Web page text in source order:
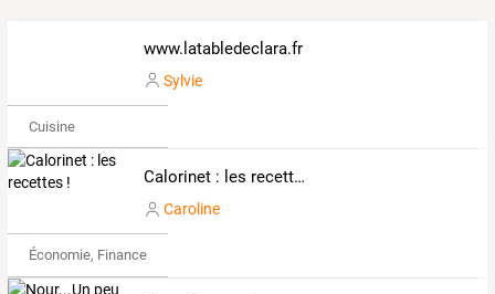
www.latabledeclara.fr
Sylvie
Cuisine
Calorinet : les recettes !
Caroline
Économie, Finance & Droit